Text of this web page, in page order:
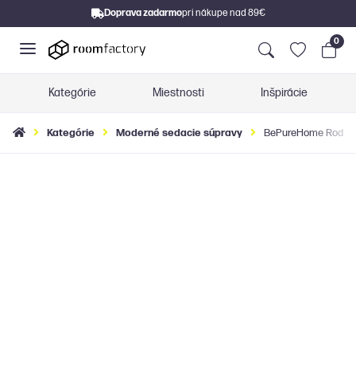
Doprava zadarmopri nákupe nad 89€
0
Kategórie Miestnosti Inšpirácie
Kategórie Moderné sedacie súpravy BePureHome